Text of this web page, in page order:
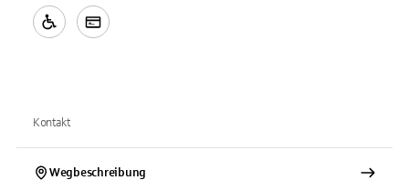
Kontakt
Wegbeschreibung